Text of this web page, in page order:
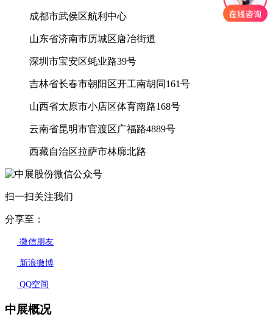
成都市武侯区航利中心
山东省济南市历城区唐冶街道
深圳市宝安区蚝业路39号
吉林省长春市朝阳区开工南胡同161号
山西省太原市小店区体育南路168号
云南省昆明市官渡区广福路4889号
西藏自治区拉萨市林廓北路
扫一扫关注我们
分享至：
微信朋友
新浪微博
QQ空间
中展概况